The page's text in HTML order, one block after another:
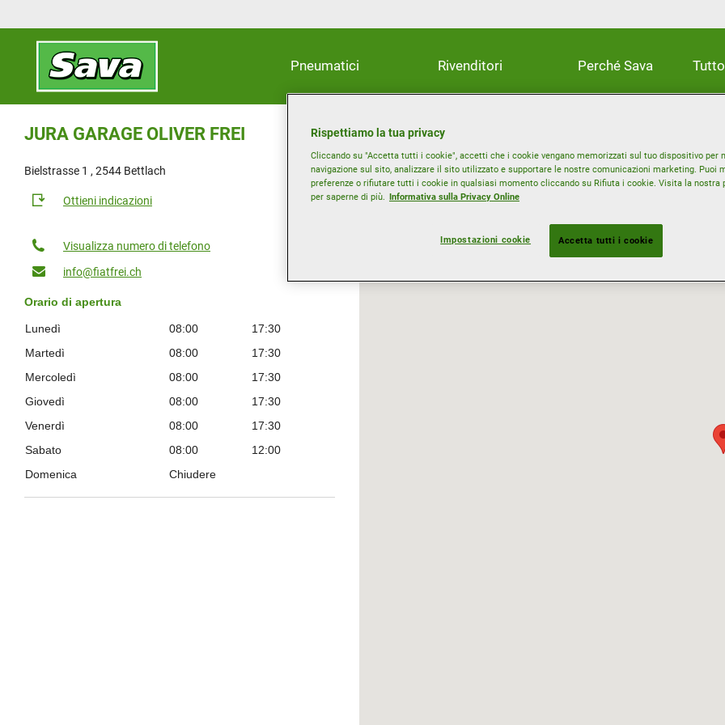
Pneumatici Rivenditori Perché Sava
JURA GARAGE OLIVER FREI
Bielstrasse 1 , 2544 Bettlach
Ottieni indicazioni
Visualizza numero di telefono
info@fiatfrei.ch
Orario di apertura
Lunedì 08:00
17:30
Martedì
08:00
17:30
Mercoledì
08:00
17:30
Giovedì
08:00
17:30
Venerdì
08:00
17:30
Sabato
08:00
12:00
Domenica
Chiudere
Rispettiamo la tua privacy
Cliccando su "Accetta tutti i cookie", accetti che i cookie vengano memorizzati sul tuo dispositivo per
navigazione sul sito, analizzare il sito utilizzato e supportare le nostre comunicazioni marketing. Puoi
preferenze o rifiutare tutti i cookie in qualsiasi momento cliccando su Rifiuta i cookie. Visita la nostra
per saperne di più. Informativa sulla Privacy Online
Impostazioni cookie Accetta tutti i cookie